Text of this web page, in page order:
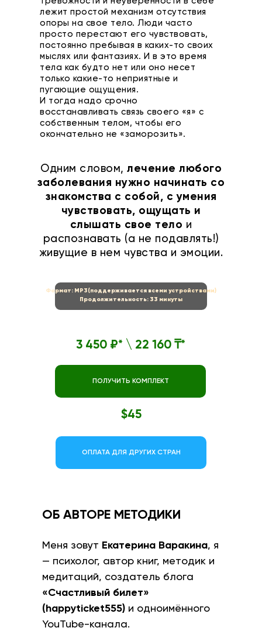
Формат: MP3(поддерживается всеми устройствами)
Продолжительность: 33 минуты
лежит простой механизм отсутствия
опоры на свое тело. Люди часто
просто перестают его чувствовать,
постоянно пребывая в каких-то своих
мыслях или фантазиях. И в это время
тела как будто нет или оно несет
только какие-то неприятные и
пугающие ощущения.
И тогда надо срочно
восстанавливать связь своего «я» с
собственным телом, чтобы его
окончательно не «заморозить».
Одним словом, лечение любого
заболевания нужно начинать со
знакомства с собой, с умения
чувствовать, ощущать и
слышать свое тело и
распознавать (а не подавлять!)
живущие в нем чувства и эмоции.
ОПЛАТА ДЛЯ ДРУГИХ СТРАН
3 450 ₽* \ 22 160 ₸*
$45
ПОЛУЧИТЬ КОМПЛЕКТ
ОБ АВТОРЕ МЕТОДИКИ
Меня зовут Екатерина Варакина, я
— психолог, автор книг, методик и
медитаций, создатель блога
«Счастливый билет»
(happyticket555) и одноимённого
YouTube-канала.